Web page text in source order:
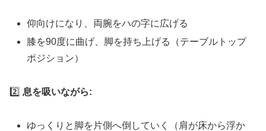
仰向けになり、両腕をハの字に広げる
膝を90度に曲げ、脚を持ち上げる（テーブルトップ
ポジション）
2️⃣ 息を吸いながら:
ゆっくりと脚を片側へ倒していく（肩が床から浮か